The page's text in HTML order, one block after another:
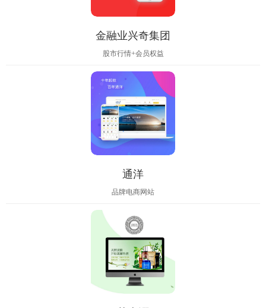
金融业兴奇集团
股市行情+会员权益
通洋
品牌电商网站